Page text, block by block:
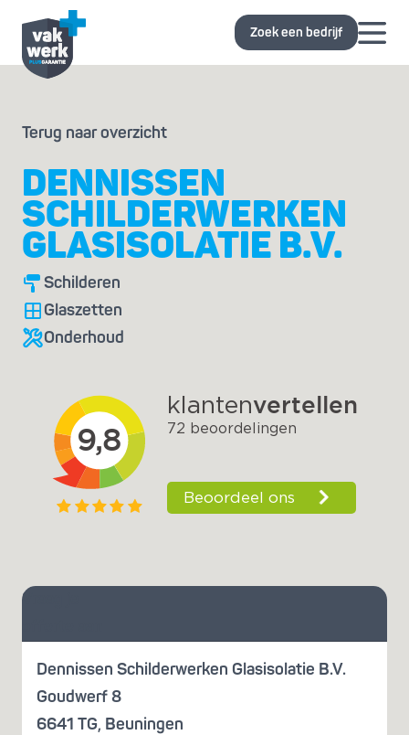
Zoek een bedrijf
Terug naar overzicht
DENNISSEN
SCHILDERWERKEN
GLASISOLATIE B.V.
Schilderen
Glaszetten
Onderhoud
Vraag je
Dennissen Schilderwerken Glasisolatie B.V.
Goudwerf 8
6641 TG, Beuningen